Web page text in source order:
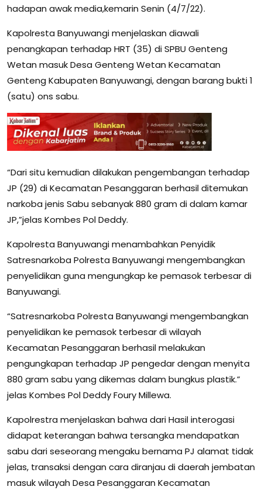
hadapan awak media,kemarin Senin (4/7/22).
Kapolresta Banyuwangi menjelaskan diawali
penangkapan terhadap HRT (35) di SPBU Genteng
Wetan masuk Desa Genteng Wetan Kecamatan
Genteng Kabupaten Banyuwangi, dengan barang bukti 1
(satu) ons sabu.
“Dari situ kemudian dilakukan pengembangan terhadap
JP (29) di Kecamatan Pesanggaran berhasil ditemukan
narkoba jenis Sabu sebanyak 880 gram di dalam kamar
JP,”jelas Kombes Pol Deddy.
Kapolresta Banyuwangi menambahkan Penyidik
Satresnarkoba Polresta Banyuwangi mengembangkan
penyelidikan guna mengungkap ke pemasok terbesar di
Banyuwangi.
“Satresnarkoba Polresta Banyuwangi mengembangkan
penyelidikan ke pemasok terbesar di wilayah
Kecamatan Pesanggaran berhasil melakukan
pengungkapan terhadap JP pengedar dengan menyita
880 gram sabu yang dikemas dalam bungkus plastik.”
jelas Kombes Pol Deddy Foury Millewa.
Kapolrestra menjelaskan bahwa dari Hasil interogasi
didapat keterangan bahwa tersangka mendapatkan
sabu dari seseorang mengaku bernama PJ alamat tidak
jelas, transaksi dengan cara diranjau di daerah jembatan
masuk wilayah Desa Pesanggaran Kecamatan